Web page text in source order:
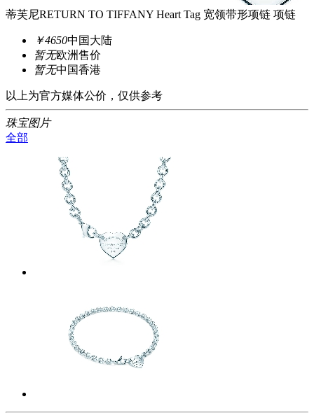
蒂芙尼RETURN TO TIFFANY Heart Tag 宽领带形项链 项链
￥4650中国大陆
暂无欧洲售价
暂无中国香港
以上为官方媒体公价，仅供参考
珠宝图片
全部